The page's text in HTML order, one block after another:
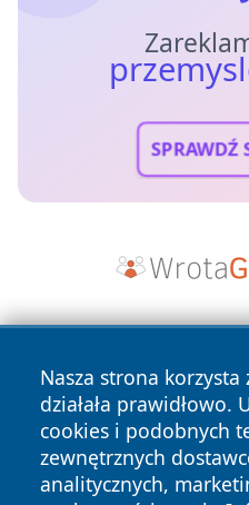
SPRAWDŹ
Nasza strona
działała prawidłowo.
cookies i podobnych
zewnętrznych
analitycznych,
Copyright © 2026
zastrzeżone.